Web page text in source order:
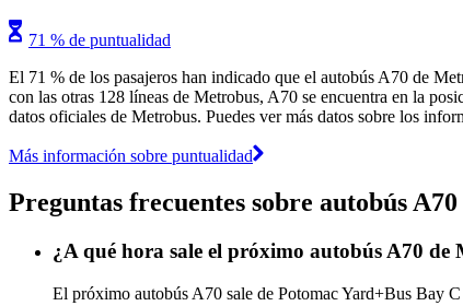
71 % de puntualidad
El 71 % de los pasajeros han indicado que el autobús A70 de
con las otras 128 líneas de Metrobus, A70 se encuentra en la
datos oficiales de Metrobus. Puedes ver más datos sobre los
Más información sobre puntualidad
Preguntas frecuentes sobre autobús
¿A qué hora sale el próximo autobús A70 de
El próximo autobús A70 sale de Potomac Yard+Bus Bay